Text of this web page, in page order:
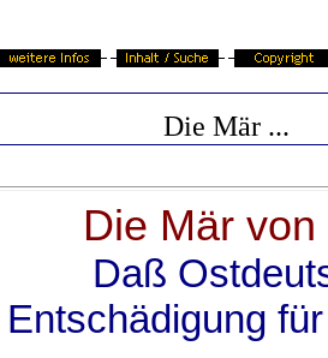
Die Mär ...
Die Mär
Daß
Entschädigung